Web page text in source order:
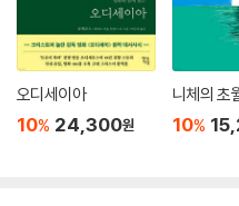
오디세이아
10% 24,300원
니체의 초
10%